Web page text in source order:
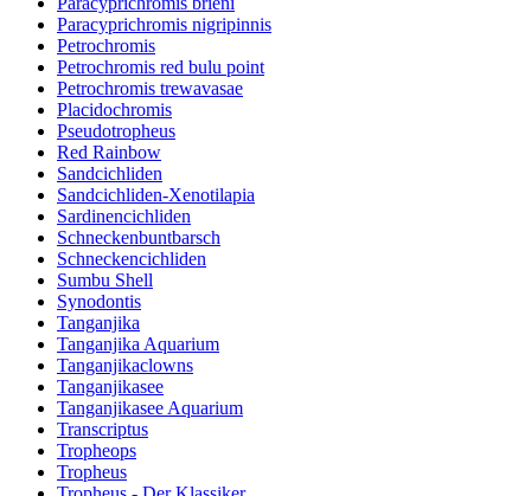
Paracyprichromis nigripinnis
Petrochromis
Petrochromis red bulu point
Petrochromis trewavasae
Placidochromis
Pseudotropheus
Red Rainbow
Sandcichliden
Sandcichliden-Xenotilapia
Sardinencichliden
Schneckenbuntbarsch
Schneckencichliden
Sumbu Shell
Synodontis
Tanganjika
Tanganjika Aquarium
Tanganjikaclowns
Tanganjikasee
Tanganjikasee Aquarium
Transcriptus
Tropheops
Tropheus